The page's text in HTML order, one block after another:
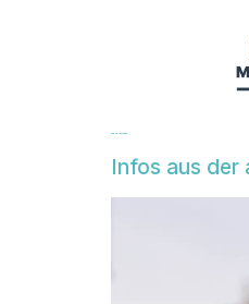
Infos aus der